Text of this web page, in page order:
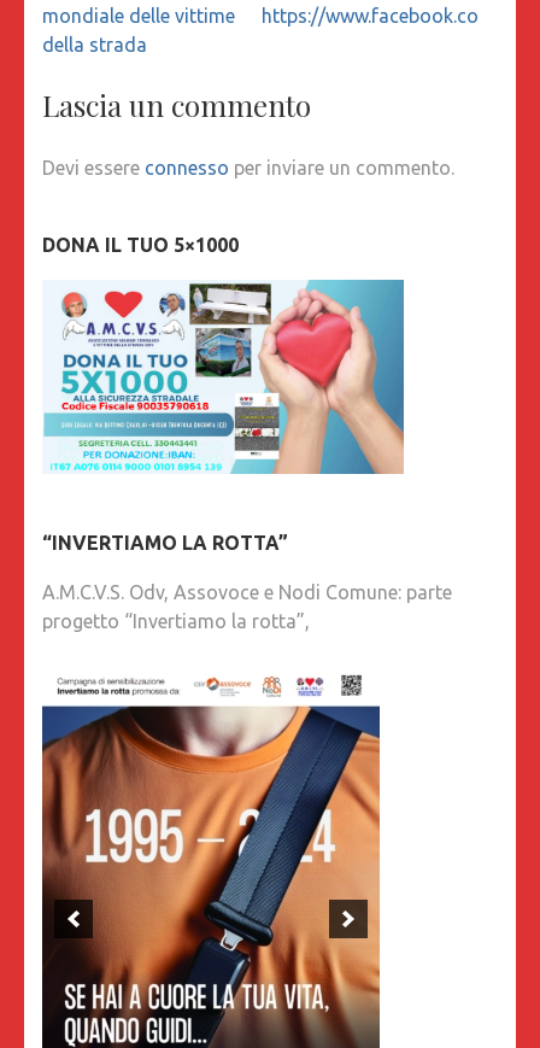
mondiale delle vittime
della strada
https://www.facebook.com/
Lascia un commento
Devi essere connesso per inviare un commento.
DONA IL TUO 5×1000
“INVERTIAMO LA ROTTA”
A.M.C.V.S. Odv, Assovoce e Nodi Comune: parte
progetto “Invertiamo la rotta”,